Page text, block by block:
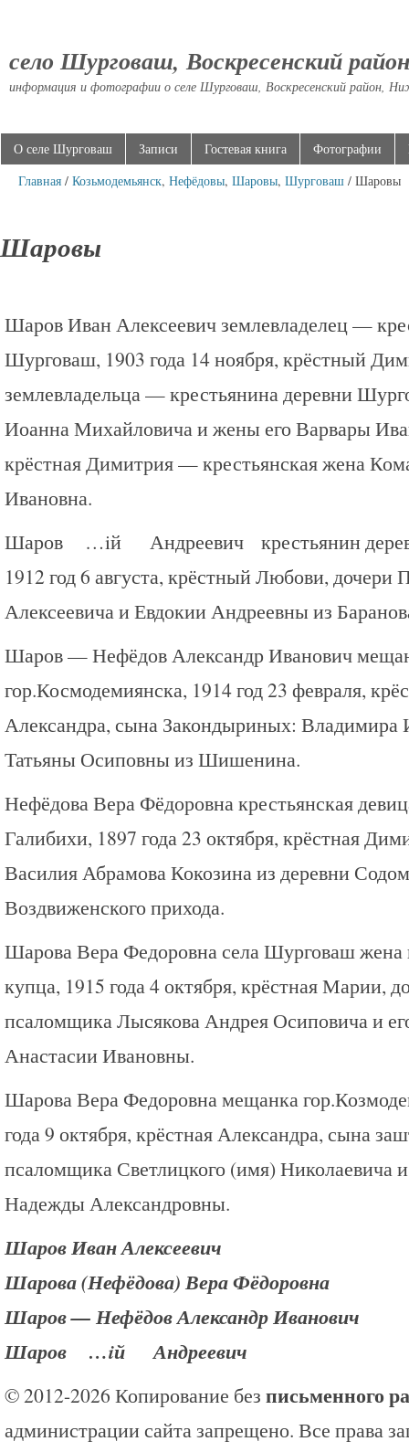
село Шурговаш, Воскресенский район
информация и фотографии о селе Шурговаш, Воскресенский район,
О селе Шурговаш Записи Гостевая книга Фотографии
Главная / Козьмодемьянск, Нефёдовы, Шаровы, Шурговаш / Шаровы
Шаровы
Шаров Иван Алексеевич землевладелец —
Шурговаш, 1903 года 14 ноября, крёстный
землевладельца — крестьянина деревни
Иоанна Михайловича и жены его Варвары
крёстная Димитрия — крестьянская жена
Ивановна.
Шаров …iй Андреевич крестьянин
1912 год 6 августа, крёстный Любови,
Алексеевича и Евдокии Андреевны из
Шаров — Нефёдов Александр Иванович
гор.Космодемиянска, 1914 год 23 февраля,
Александра, сына Закондыриных: Владимира
Татьяны Осиповны из Шишенина.
Нефёдова Вера Фёдоровна крестьянская
Галибихи, 1897 года 23 октября, крёстная
Василия Абрамова Кокозина из деревни
Воздвиженского прихода.
Шарова Вера Федоровна села Шурговаш жена
купца, 1915 года 4 октября, крёстная Марии,
псаломщика Лысякова Андрея Осиповича и
Анастасии Ивановны.
Шарова Вера Федоровна мещанка
года 9 октября, крёстная Александра, сына
псаломщика Светлицкого (имя) Николаевича
Надежды Александровны.
Шаров Иван Алексеевич
Шарова (Нефёдова) Вера Фёдоровна
Шаров — Нефёдов Александр Иванович
Шаров …iй Андреевич
© 2012-2026 Копирование без письменного
администрации сайта запрещено. Все права